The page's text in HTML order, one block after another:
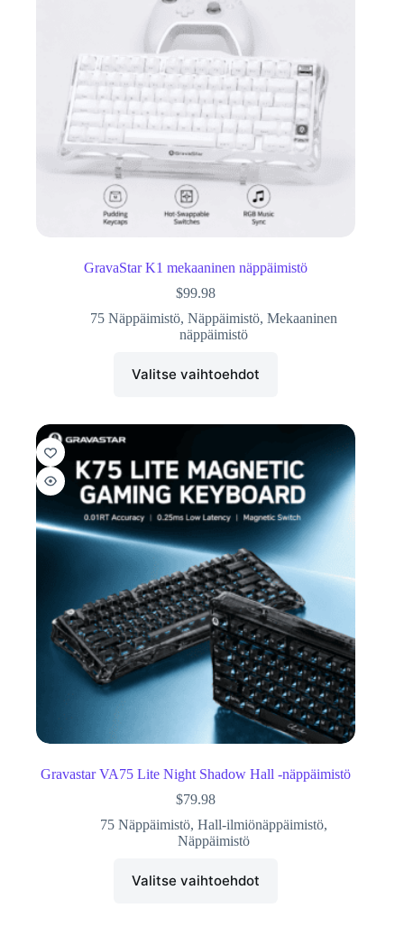
GravaStar K1 mekaaninen näppäimistö
$99.98
75 Näppäimistö,Näppäimistö,Mekaaninen
näppäimistö
Valitse vaihtoehdot
Gravastar VA75 Lite Night Shadow Hall -näppäimistö
$79.98
75 Näppäimistö,Hall-ilmiönäppäimistö,
Näppäimistö
Valitse vaihtoehdot